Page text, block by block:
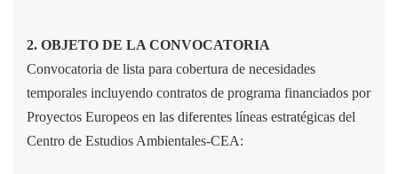
2. OBJETO DE LA CONVOCATORIA
Convocatoria de lista para cobertura de necesidades
temporales incluyendo contratos de programa financiados por
Proyectos Europeos en las diferentes líneas estratégicas del
Centro de Estudios Ambientales-CEA: